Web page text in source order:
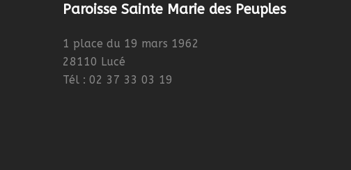
Paroisse Sainte Marie des Peuples
1 place du 19 mars 1962
28110 Lucé
Tél : 02 37 33 03 19